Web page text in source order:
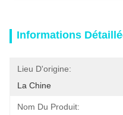
Informations
Lieu D'origine:
La Chine
Nom Du Produit: